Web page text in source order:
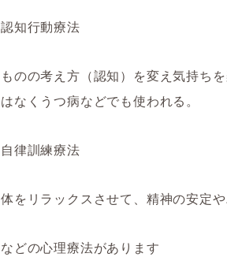
認知行動療法
ものの考え方（認知）を変え気持ち
はなくうつ病などでも使われる。
自律訓練療法
体をリラックスさせて、精神の安定
などの心理療法があります